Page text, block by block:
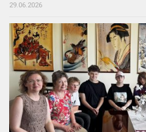
29.06.2026